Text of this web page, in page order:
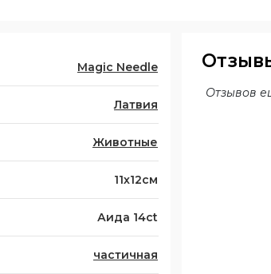
Magic Needle
Латвия
Животные
11х12см
Аида 14ct
частичная
Отзывов